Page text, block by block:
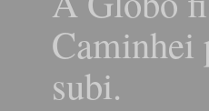
Caminhei
subi.